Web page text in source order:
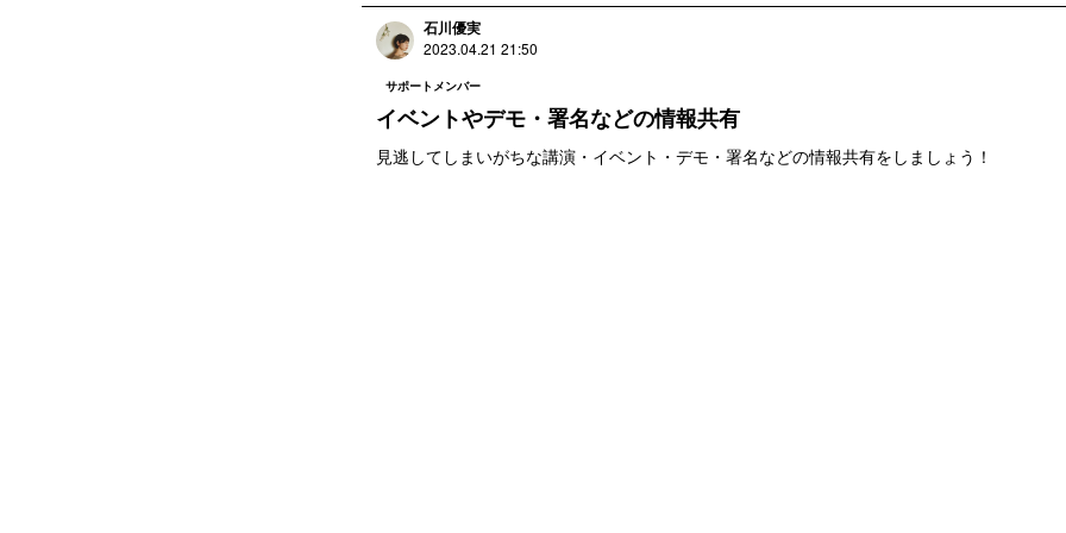
石川優実
2023.04.21 21:50
サポートメンバー
イベントやデモ・署名などの情報共有
見逃してしまいがちな講演・イベント・デモ・署名などの情報共有をしましょう！